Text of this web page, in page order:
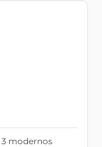
modernos